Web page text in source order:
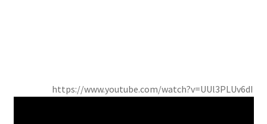
https://www.youtube.com/watch?v=UUl3PLUv6dI